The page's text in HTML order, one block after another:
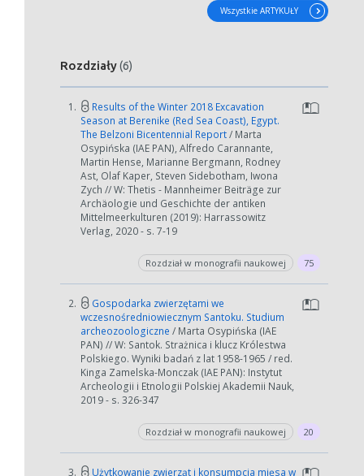
Wszystkie ARTYKUŁY
Rozdziały(6)
1.
Results of the Winter 2018 Excavation
Season at Berenike (Red Sea Coast), Egypt.
The Belzoni Bicentennial Report/ Marta
Osypińska (IAE PAN), Alfredo Carannante,
Martin Hense, Marianne Bergmann, Rodney
Ast, Olaf Kaper, Steven Sidebotham, Iwona
Zych // W: Thetis - Mannheimer Beiträge zur
Archäologie und Geschichte der antiken
Mittelmeerkulturen (2019): Harrassowitz
Verlag, 2020 - s. 7-19
Rozdział w monografii naukowej 75
2.
Gospodarka zwierzętami we
wczesnośredniowiecznym Santoku. Studium
archeozoologiczne / Marta Osypińska (IAE
PAN) // W: Santok. Strażnica i klucz Królestwa
Polskiego. Wyniki badań z lat 1958-1965 / red.
Kinga Zamelska-Monczak (IAE PAN): Instytut
Archeologii i Etnologii Polskiej Akademii Nauk,
2019 - s. 326-347
Rozdział w monografii naukowej 20
3. Użytkowanie zwierząt i konsumpcja mięsa w